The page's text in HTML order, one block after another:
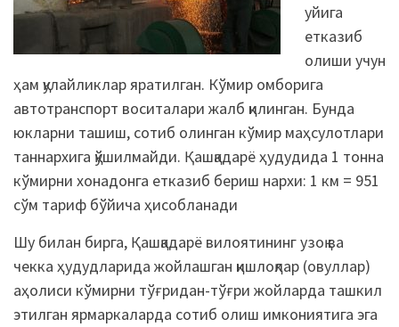
уйига
етказиб
олиши учун
ҳам қулайликлар яратилган. Кўмир омборига
автотранспорт воситалари жалб қилинган. Бунда
юкларни ташиш, сотиб олинган кўмир маҳсулотлари
таннархига қўшилмайди. Қашқадарё ҳудудида 1 тонна
кўмирни хонадонга етказиб бериш нархи: 1 км = 951
сўм тариф бўйича ҳисобланади
Шу билан бирга, Қашқадарё вилоятининг узоқ ва
чекка ҳудудларида жойлашган қишлоқлар (овуллар)
аҳолиси кўмирни тўғридан-тўғри жойларда ташкил
этилган ярмаркаларда сотиб олиш имкониятига эга